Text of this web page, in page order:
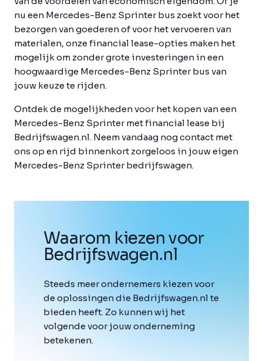
nu een Mercedes-Benz Sprinter bus zoekt voor het
bezorgen van goederen of voor het vervoeren van
materialen, onze financial lease-opties maken het
mogelijk om zonder grote investeringen in een
hoogwaardige Mercedes-Benz Sprinter bus van
jouw keuze te rijden.
Ontdek de mogelijkheden voor het kopen van een
Mercedes-Benz Sprinter met financial lease bij
Bedrijfswagen.nl. Neem vandaag nog contact met
ons op en rijd binnenkort zorgeloos in jouw eigen
Mercedes-Benz Sprinter bedrijfswagen.
Waarom kiezen voor
Bedrijfswagen.nl
Steeds meer ondernemers kiezen voor
de oplossingen die Bedrijfswagen.nl te
bieden heeft. Zo kunnen wij het
volgende voor jouw onderneming
betekenen.